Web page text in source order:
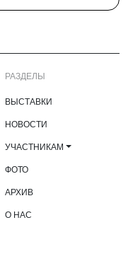
РАЗДЕЛЫ
ВЫСТАВКИ
НОВОСТИ
УЧАСТНИКАМ
ФОТО
АРХИВ
О НАС